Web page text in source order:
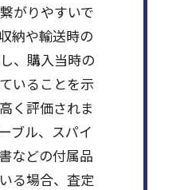
がりやすいで
納や輸送時の
、購入当時の
いることを示
く評価されま
ブル、スパイ
などの付属品
る場合、査定